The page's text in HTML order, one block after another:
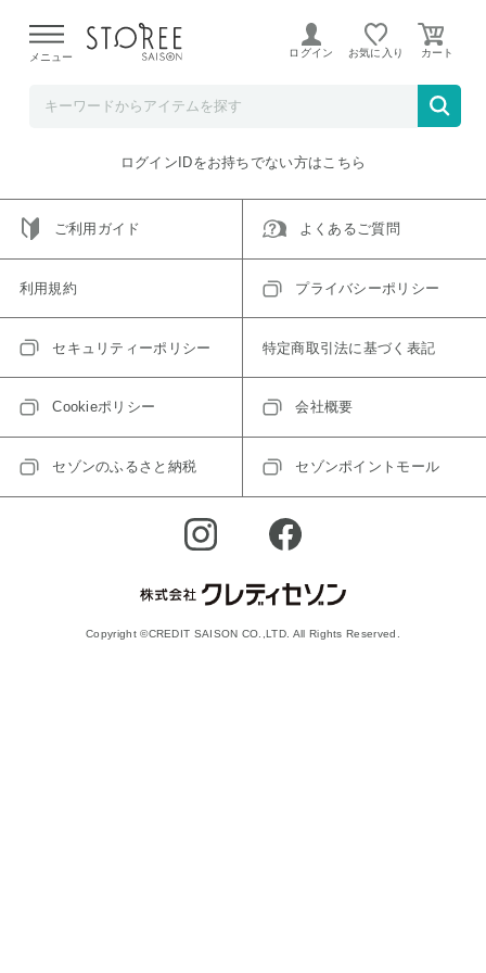
よる配送遅延が発生しております。
メニュー ログイン お気に入り
ご指定のアイテムは取り扱い終了、またはただいま取り扱い
トップへ戻る
ログインIDをお持ちでない方はこちら
ご利用ガイド よくあるご質問
利用規約 プライバシーポリシー
セキュリティーポリシー 特定商取引法に基づく表記
Cookieポリシー 会社概要
セゾンのふるさと納税 セゾンポイントモール
Copyright ©CREDIT SAISON CO.,LTD. All Rights Reserved.